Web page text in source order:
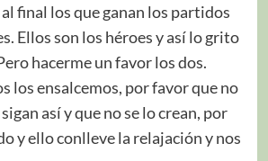
final los que ganan los partidos
Ellos son los héroes y así lo grito
hacerme un favor los dos.
los ensalcemos, por favor que no
así y que no se lo crean, por
y ello conlleve la relajación y nos